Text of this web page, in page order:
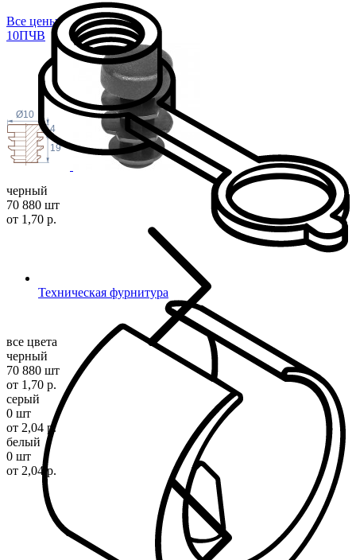
Техническая фурнитура
Все цены
10ПЧВ
19
4
Ø10
черный
70 880 шт
от 1,70 р.
все цвета
черный
70 880 шт
от 1,70 р.
серый
0 шт
от 2,04 р.
белый
0 шт
от 2,04 р.